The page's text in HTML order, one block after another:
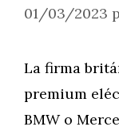
01/03/2023
La firma
premium
BMW o